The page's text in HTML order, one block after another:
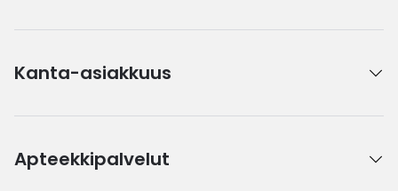
Kanta-asiakkuus
Apteekkipalvelut